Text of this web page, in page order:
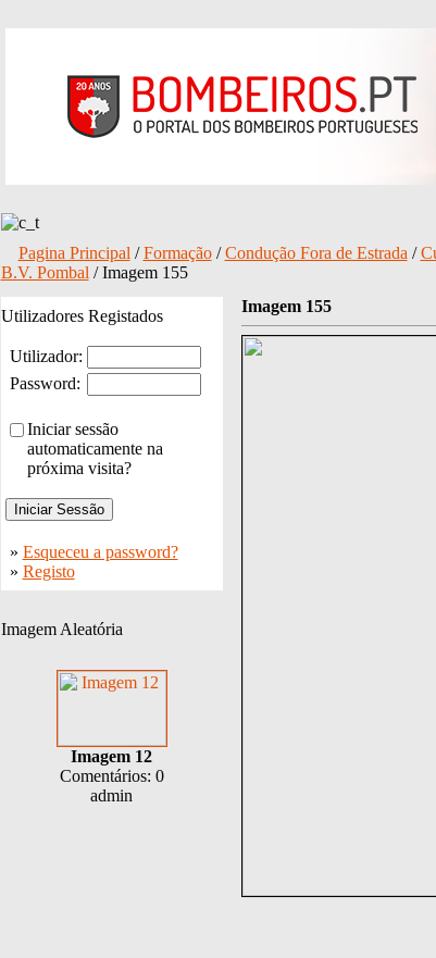
Pagina Principal /Formação/Condução Fora de Estrada /
B.V. Pombal / Imagem 155
Utilizadores Registados
Utilizador:
Password:
Iniciar sessão
automaticamente na
próxima visita?
» Esqueceu a password?
» Registo
Imagem Aleatória
Imagem 12
Comentários: 0
admin
Imagem 155